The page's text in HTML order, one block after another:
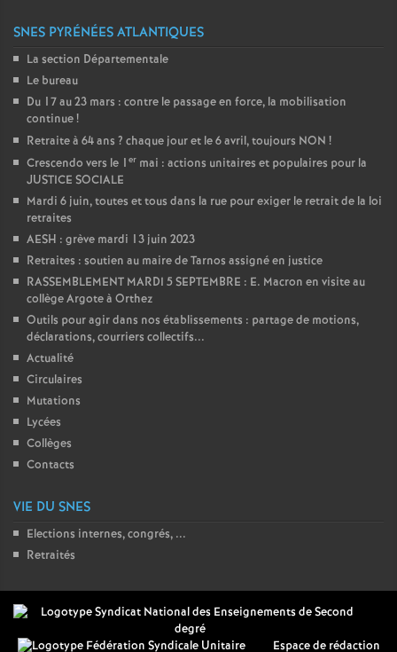
SNES PYRÉNÉES ATLANTIQUES
La section Départementale
Le bureau
Du 17 au 23 mars : contre le passage en force, la mobilisation
continue!
Retraite à 64 ans ? chaque jour et le 6 avril, toujours NON !
Crescendo vers le 1 er mai : actions unitaires et populaires pour la
JUSTICE SOCIALE
Mardi 6 juin, toutes et tous dans la rue pour exiger le retrait de la loi
retraites
AESH : grève mardi 13 juin 2023
Retraites : soutien au maire de Tarnos assigné en justice
RASSEMBLEMENT MARDI 5 SEPTEMBRE : E. Macron en visite au
collège Argote à Orthez
Outils pour agir dans nos établissements : partage de motions,
déclarations, courriers collectifs...
Actualité
Circulaires
Mutations
Lycées
Collèges
Contacts
VIE DU SNES
Elections internes, congrés, ...
Retraités
Espace de rédaction